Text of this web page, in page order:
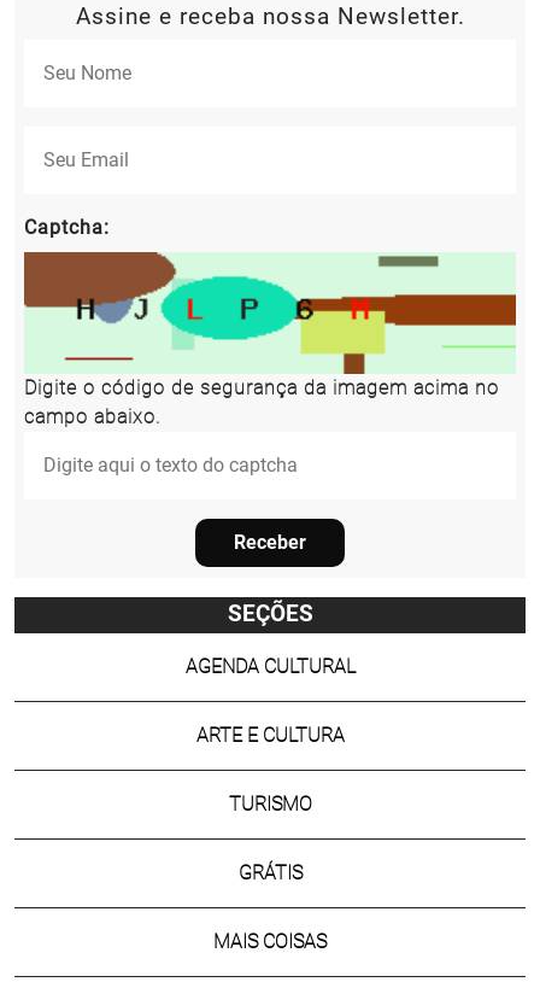
Assine e receba nossa Newsletter.
Captcha:
Digite o código de segurança da imagem acima no
campo abaixo.
Receber
SEÇÕES
AGENDA CULTURAL
ARTE E CULTURA
TURISMO
GRÁTIS
MAIS COISAS